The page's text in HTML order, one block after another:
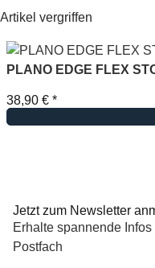
Artikel vergriffen
PLANO EDGE FLEX
38,90 € *
Jetzt zum Newsletter
Erhalte spannende
Postfach